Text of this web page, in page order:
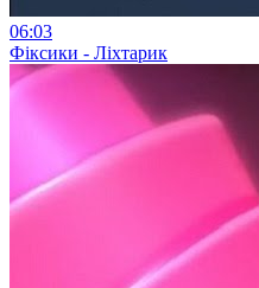
06:03
Фіксики - Ліхтарик